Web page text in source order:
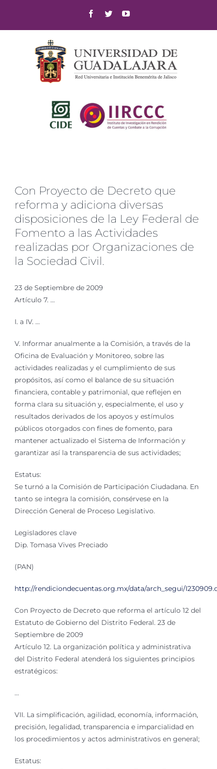
content
Facebook
TwitterYouTube
Con Proyecto de Decreto que
reforma y adiciona diversas
disposiciones de la Ley Federal de
Fomento a las Actividades
realizadas por Organizaciones de
la Sociedad Civil.
23 de Septiembre de 2009
Artículo 7. …
I. a IV. …
V. Informar anualmente a la Comisión, a través de la
Oficina de Evaluación y Monitoreo, sobre las
actividades realizadas y el cumplimiento de sus
propósitos, así como el balance de su situación
financiera, contable y patrimonial, que reflejen en
forma clara su situación y, especialmente, el uso y
resultados derivados de los apoyos y estímulos
públicos otorgados con fines de fomento, para
mantener actualizado el Sistema de Información y
garantizar así la transparencia de sus actividades;
Estatus:
Se turnó a la Comisión de Participación Ciudadana. En
tanto se integra la comisión, consérvese en la
Dirección General de Proceso Legislativo.
Legisladores clave
Dip. Tomasa Vives Preciado
(PAN)
http://rendiciondecuentas.org.mx/data/arch_segui/
Con Proyecto de Decreto que reforma el artículo 12 del
Estatuto de Gobierno del Distrito Federal. 23 de
Septiembre de 2009
Artículo 12. La organización política y administrativa
del Distrito Federal atenderá los siguientes principios
estratégicos:
…
VII. La simplificación, agilidad, economía, información,
precisión, legalidad, transparencia e imparcialidad en
los procedimientos y actos administrativos en general;
Estatus: